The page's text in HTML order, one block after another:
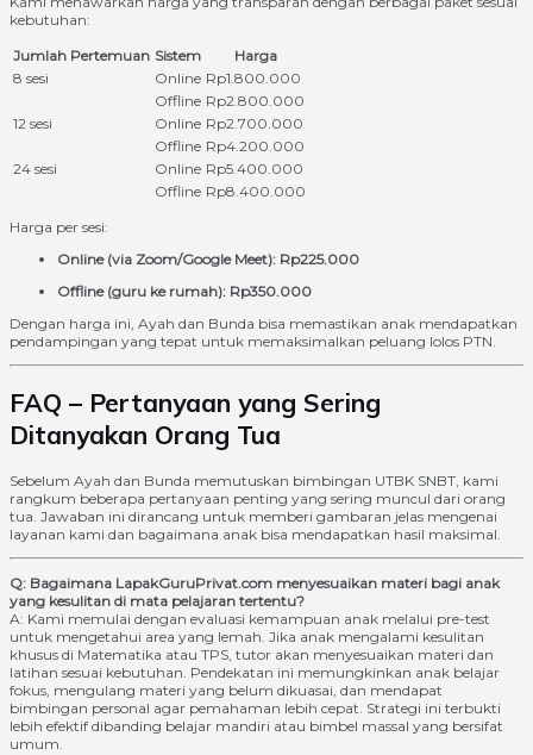
kebutuhan:
Jumlah Pertemuan Sistem
Harga
8 sesi
Online Rp1.800.000
Offline Rp2.800.000
12 sesi
Online Rp2.700.000
Offline Rp4.200.000
24 sesi
Online Rp5.400.000
Offline Rp8.400.000
Harga per sesi:
Online (via Zoom/Google Meet): Rp225.000
Offline (guru ke rumah): Rp350.000
Dengan harga ini, Ayah dan Bunda bisa memastikan anak mendapatkan
pendampingan yang tepat untuk memaksimalkan peluang lolos PTN.
FAQ – Pertanyaan yang Sering
Ditanyakan Orang Tua
Sebelum Ayah dan Bunda memutuskan bimbingan UTBK SNBT, kami
rangkum beberapa pertanyaan penting yang sering muncul dari orang
tua. Jawaban ini dirancang untuk memberi gambaran jelas mengenai
layanan kami dan bagaimana anak bisa mendapatkan hasil maksimal.
Q: Bagaimana LapakGuruPrivat.com menyesuaikan materi bagi anak
yang kesulitan di mata pelajaran tertentu?
A: Kami memulai dengan evaluasi kemampuan anak melalui pre-test
untuk mengetahui area yang lemah. Jika anak mengalami kesulitan
khusus di Matematika atau TPS, tutor akan menyesuaikan materi dan
latihan sesuai kebutuhan. Pendekatan ini memungkinkan anak belajar
fokus, mengulang materi yang belum dikuasai, dan mendapat
bimbingan personal agar pemahaman lebih cepat. Strategi ini terbukti
lebih efektif dibanding belajar mandiri atau bimbel massal yang bersifat
umum.